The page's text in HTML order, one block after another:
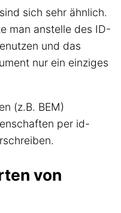
sich sehr ähnlich.
man anstelle des ID-
und das
nur ein einziges
(z.B. BEM)
per id-
von